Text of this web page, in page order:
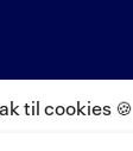
til cookies 🍪